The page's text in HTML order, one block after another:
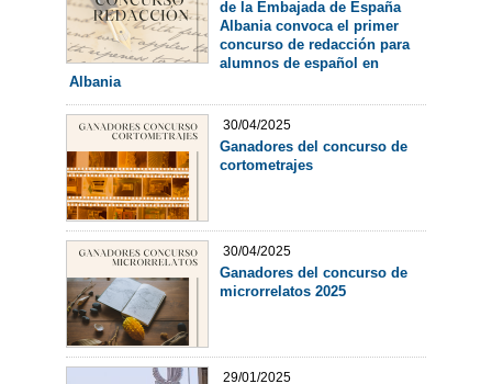
de la Embajada de España
Albania convoca el primer
concurso de redacción para
alumnos de español en
Albania
30/04/2025
Ganadores del concurso de
cortometrajes
30/04/2025
Ganadores del concurso de
microrrelatos 2025
29/01/2025